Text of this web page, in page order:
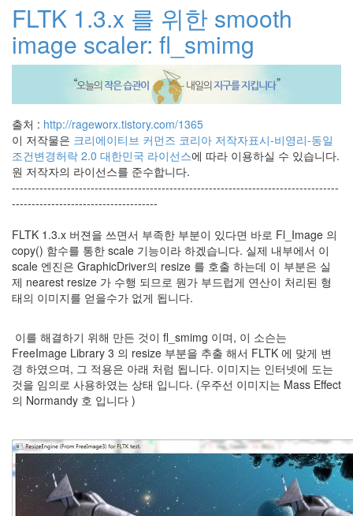
FLTK 1.3.x 를 위한 smooth
image scaler: fl_smimg
출처 : http://rageworx.tistory.com/1365
이 저작물은 크리에이티브 커먼즈 코리아 저작자표시-비영리-동일
조건변경허락 2.0 대한민국 라이선스에 따라 이용하실 수 있습니다.
원 저작자의 라이선스를 준수합니다.
-----------------------------------------------------------------------------------
-------------------------------------
FLTK 1.3.x 버젼을 쓰면서 부족한 부분이 있다면 바로 Fl_Image 의
copy() 함수를 통한 scale 기능이라 하겠습니다. 실제 내부에서 이
scale 엔진은 GraphicDriver의 resize 를 호출 하는데 이 부분은 실
제 nearest resize 가 수행 되므로 뭔가 부드럽게 연산이 처리된 형
태의 이미지를 얻을수가 없게 됩니다.
이를 해결하기 위해 만든 것이 fl_smimg 이며, 이 소슨는
FreeImage Library 3 의 resize 부분을 추출 해서 FLTK 에 맞게 변
경 하였으며, 그 적용은 아래 처럼 됩니다. 이미지는 인터넷에 도는
것을 임의로 사용하였는 상태 입니다. (우주선 이미지는 Mass Effect
의 Normandy 호 입니다 )